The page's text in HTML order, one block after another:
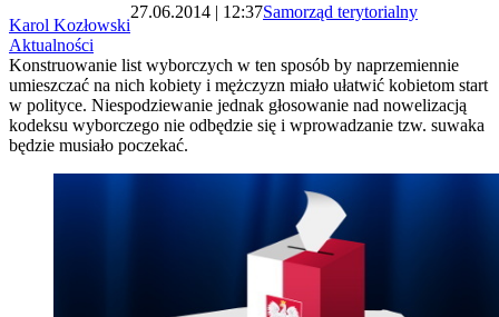
Karol Kozłowski
27.06.2014 | 12:37Samorząd terytorialny
Aktualności
Konstruowanie list wyborczych w ten sposób by naprzemiennie
umieszczać na nich kobiety i mężczyzn miało ułatwić kobietom start
w polityce. Niespodziewanie jednak głosowanie nad nowelizacją
kodeksu wyborczego nie odbędzie się i wprowadzanie tzw. suwaka
będzie musiało poczekać.